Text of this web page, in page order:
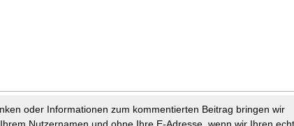
oder Informationen zum kommentierten Beitrag bringen wir
Nutzernamen und ohne Ihre E-Adresse, wenn wir Ihren